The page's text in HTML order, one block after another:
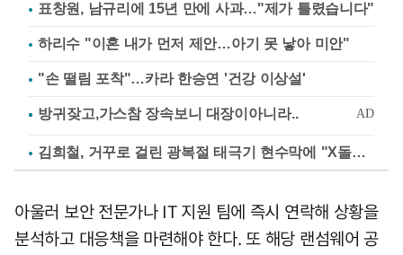
표창원, 남규리에 15년 만에 사과…"제가 틀렸습니다"
하리수 "이혼 내가 먼저 제안…아기 못 낳아 미안"
"손 떨림 포착"…카라 한승연 '건강 이상설'
김희철, 거꾸로 걸린 광복절 태극기 현수막에 "X돌았네"
아울러 보안 전문가나 IT 지원 팀에 즉시 연락해 상황을
분석하고 대응책을 마련해야 한다. 또 해당 랜섬웨어 공